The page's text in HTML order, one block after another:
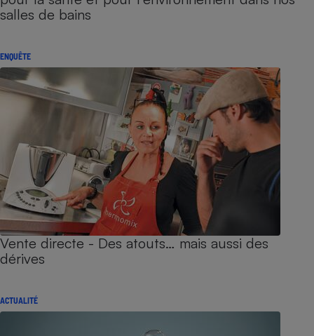
salles de bains
ENQUÊTE
Vente directe - Des atouts… mais aussi des
dérives
ACTUALITÉ